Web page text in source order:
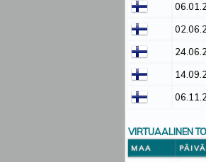
VIRTUAALINEN
MAA